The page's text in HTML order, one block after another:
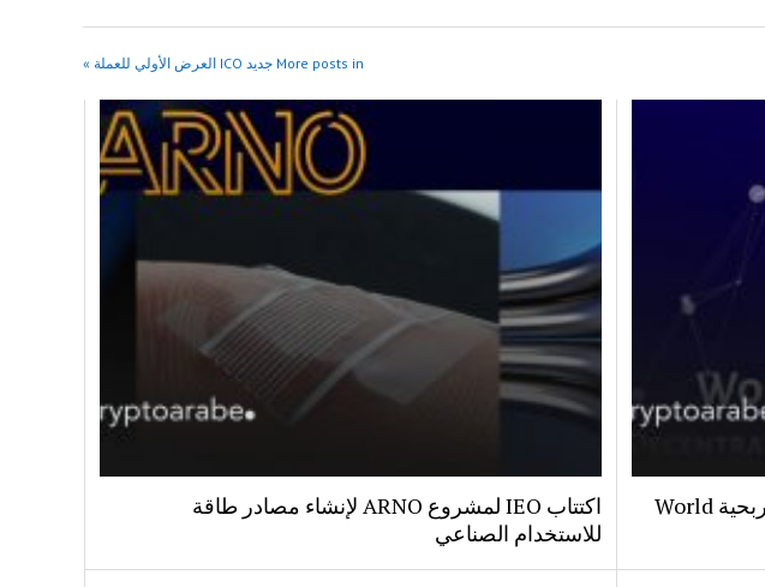
More posts in جديد ICO العرض الأولي للعملة »
منصة لامركزية للتبرعات والمنظمات الغير ربحية World
اكتتاب IEO لمشروع ARNO لإنشاء مصادر طاقة
للاستخدام الصناعي